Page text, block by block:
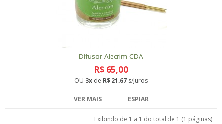
Difusor Alecrim CDA
R$ 65,00
OU 3x de R$ 21,67 s/juros
VER MAIS ESPIAR
Exibindo de 1 a 1 do total de 1 (1 páginas)